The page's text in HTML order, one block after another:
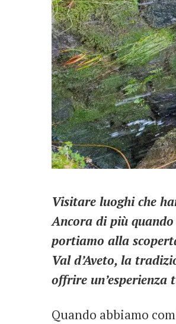
Visitare luoghi che
Ancora di più
portiamo alla
Val d’Aveto, la
offrire un’esperienza
Quando abbiamo